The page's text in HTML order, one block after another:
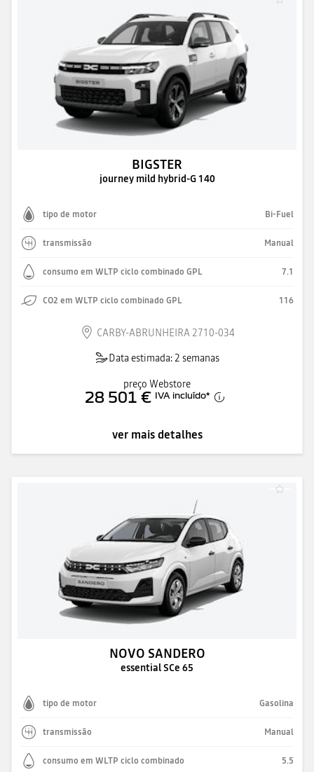
BIGSTER
journey mild hybrid-G 140
tipo de motor Bi-Fuel
transmissão Manual
consumo em WLTP ciclo combinado GPL 7.1
CO2 em WLTP ciclo combinado GPL 116
CARBY-ABRUNHEIRA 2710-034
Data estimada: 2 semanas
preço Webstore
28 501 € IVA incluído*
ver mais detalhes
NOVO SANDERO
essential SCe 65
tipo de motor Gasolina
transmissão Manual
consumo em WLTP ciclo combinado 5.5